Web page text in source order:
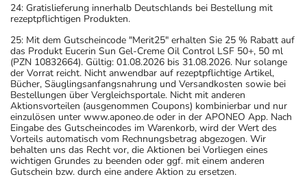
24: Gratislieferung innerhalb Deutschlands bei Bestellung mit
rezeptpflichtigen Produkten.
25: Mit dem Gutscheincode "Merit25" erhalten Sie 25 % Rabatt auf
das Produkt Eucerin Sun Gel-Creme Oil Control LSF 50+, 50 ml
(PZN 10832664). Gültig: 01.08.2026 bis 31.08.2026. Nur solange
der Vorrat reicht. Nicht anwendbar auf rezeptpflichtige Artikel,
Bücher, Säuglingsanfangsnahrung und Versandkosten sowie bei
Bestellungen über Vergleichsportale. Nicht mit anderen
Aktionsvorteilen (ausgenommen Coupons) kombinierbar und nur
einzulösen unter www.aponeo.de oder in der APONEO App. Nach
Eingabe des Gutscheincodes im Warenkorb, wird der Wert des
Vorteils automatisch vom Rechnungsbetrag abgezogen. Wir
behalten uns das Recht vor, die Aktionen bei Vorliegen eines
wichtigen Grundes zu beenden oder ggf. mit einem anderen
Gutschein bzw. durch eine andere Aktion zu ersetzen.